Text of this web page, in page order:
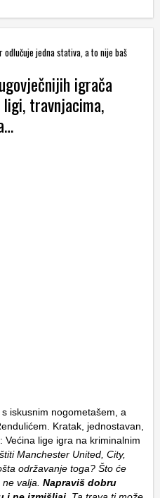
jedna stativa, a to nije baš
igrača
travnjacima,
iskusnim nogometašem, a
Kratak, jednostavan,
Većina lige igra na kriminalnim
Manchester United, City,
održavanje toga? Što će
valja. Napraviš dobru